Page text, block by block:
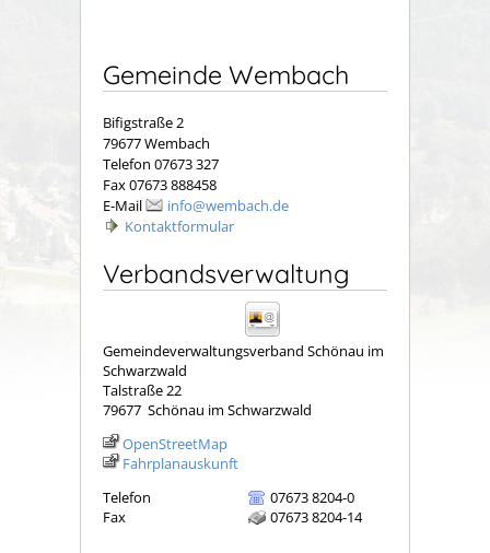
Gemeinde Wembach
Bifigstraße 2
79677 Wembach
Telefon 07673 327
Fax 07673 888458
E-Mail
info@wembach.de
Kontaktformular
Verbandsverwaltung
Gemeindeverwaltungsverband Schönau im
Schwarzwald
Talstraße 22
79677 Schönau im Schwarzwald
OpenStreetMap
Fahrplanauskunft
Telefon
07673 8204-0
Fax
07673 8204-14